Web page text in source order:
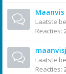
Laatste
Reacties:
Laatste
Reacties: